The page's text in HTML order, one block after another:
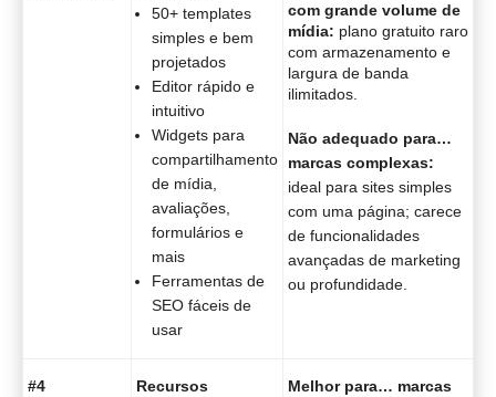
50+ templates
simples e bem
projetados
Editor rápido e
intuitivo
Widgets para
compartilhamento
de mídia,
avaliações,
formulários e
mais
Ferramentas de
SEO fáceis de
usar
com grande volume de
mídia: plano gratuito raro
com armazenamento e
largura de banda
ilimitados.
Não adequado para…
marcas complexas:
ideal para sites simples
com uma página; carece
de funcionalidades
avançadas de marketing
ou profundidade.
#4
Recursos
Melhor para… marcas